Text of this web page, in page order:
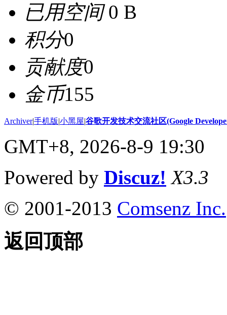
已用空间0 B
积分0
贡献度0
金币155
Archiver|手机版|小黑屋|谷歌开发技术交流社区(Google
GMT+8, 2026-8-9 19:30
Powered by Discuz! X3.3
© 2001-2013 Comsenz Inc.
返回顶部